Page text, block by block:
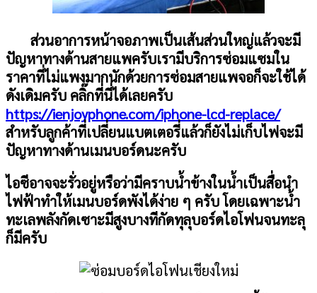
ส่วนอาการหน้าจอภาพเป็นเส้นส่วนใหญ่แล้วจะมี
ปัญหาทางด้านสายแพครับเรามีบริการซ่อมแซมใน
ราคาที่ไม่แพงมากนักด้วยการซ่อมสายแพจอก็จะใช้ได้
ดังเดิมครับ คลิ๊กที่นี่ได้เลยครับ
https://ienjoyphone.com/iphone-lcd-replace/
สำหรับลูกค้าที่เปลี่ยนแบตเตอรี่แล้วก็ยังไม่เก็บไฟจะมี
ปัญหาทางด้านเมนบอร์ดนะครับ
ไอซีอาจจะรั่วอยู่หรือว่ามีคราบน้ำข้างในน้ำเป็นสื่อนำ
ไฟฟ้าทำให้เมนบอร์ดพังได้ง่าย ๆ ครับ โดยเฉพาะน้ำ
ทะเลพลังกัดเซาะมีสูงบางทีกัดทุลุบอร์ดไอโฟนจนทะลุ
ก็มีครับ